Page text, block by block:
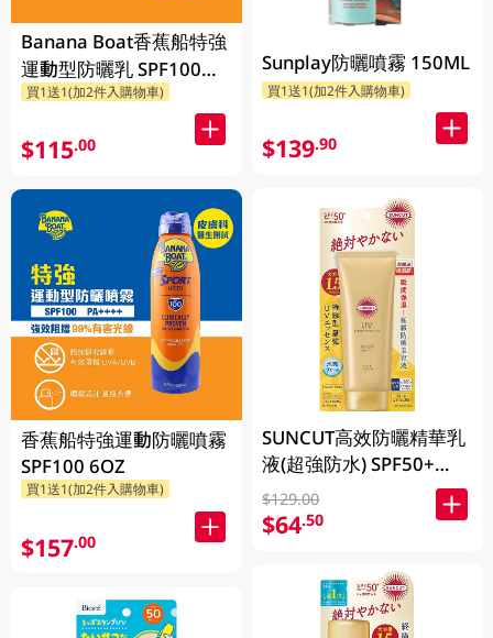
Banana Boat香蕉船特強
運動型防曬乳 SPF100
PA+++ 90ML
買1送1(加2件入購物車)
$115.00
香蕉船特強運動防曬噴霧
SPF100 6OZ
買1送1(加2件入購物車)
$157.00
Sunplay防曬噴霧 150ML
買1送1(加2件入購物車)
$139.90
SUNCUT高效防曬精華乳
液(超強防水) SPF50+
PA++++ (120g)
$129.00
$64.50